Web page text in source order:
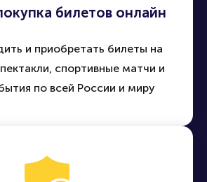
билетов онлайн
и приобретать билеты на
спортивные матчи и
по всей России и миру